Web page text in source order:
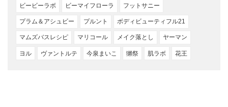
ビービーラボ ビーマイフローラ フットサニー
プラム＆アシュビー プルント ボディビューティフル21
マムズバスレシピ マリコール メイク落とし ヤーマン
ヨル ヴァントルテ 今泉まいこ 獺祭 肌ラボ 花王